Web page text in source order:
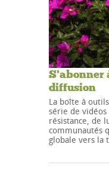
S'abonner
diffusion
La boîte à
série de
résistance, de
communautés
globale vers la